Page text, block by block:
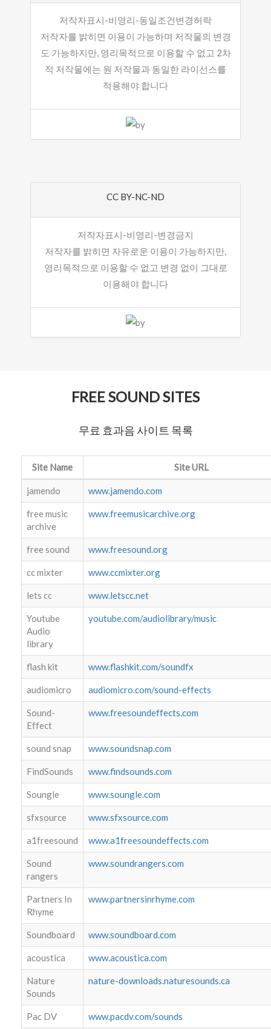
저작자표시-비영리-동일조건변경허락
저작자를 밝히면 이용이 가능하며 저작물의 변경
도 가능하지만, 영리목적으로 이용할 수 없고 2차
적 저작물에는 원 저작물과 동일한 라이선스를
적용해야 합니다
CC BY-NC-ND
저작자표시-비영리-변경금지
저작자를 밝히면 자유로운 이용이 가능하지만,
영리목적으로 이용할 수 없고 변경 없이 그대로
이용해야 합니다
FREE SOUND SITES
무료 효과음 사이트 목록
Site Name Site URL
jamendo www.jamendo.com
free music
archive
www.freemusicarchive.org
free sound www.freesound.org
cc mixter www.ccmixter.org
lets cc www.letscc.net
Youtube
Audio
library
youtube.com/audiolibrary/music
flash kit www.flashkit.com/soundfx
audiomicro audiomicro.com/sound-effects
Sound-
Effect
www.freesoundeffects.com
sound snap www.soundsnap.com
FindSounds www.findsounds.com
Soungle www.soungle.com
sfxsource www.sfxsource.com
a1freesound www.a1freesoundeffects.com
Sound
rangers
www.soundrangers.com
Partners In
Rhyme
www.partnersinrhyme.com
Soundboard www.soundboard.com
acoustica www.acoustica.com
Nature
Sounds
nature-downloads.naturesounds.ca
Pac DV www.pacdv.com/sounds